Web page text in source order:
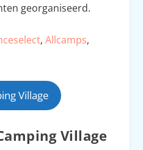
georganiseerd.
,Allcamps,
Village
Village